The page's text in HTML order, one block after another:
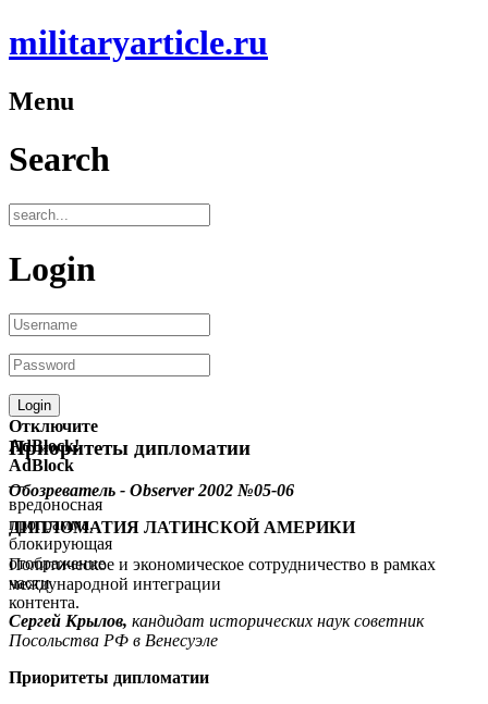
militaryarticle.ru
Menu
Search
Login
Отключите
AdBlock!
AdBlock
—
вредоносная
программа,
блокирующая
отображение
части
контента.
Приоритеты дипломатии
Обозреватель - Observer 2002 №05-06
ДИПЛОМАТИЯ ЛАТИНСКОЙ АМЕРИКИ
Политическое и экономическое сотрудничество в рамках
международной интеграции
Сергей Крылов, кандидат исторических наук советник
Посольства РФ в Венесуэле
Приоритеты дипломатии